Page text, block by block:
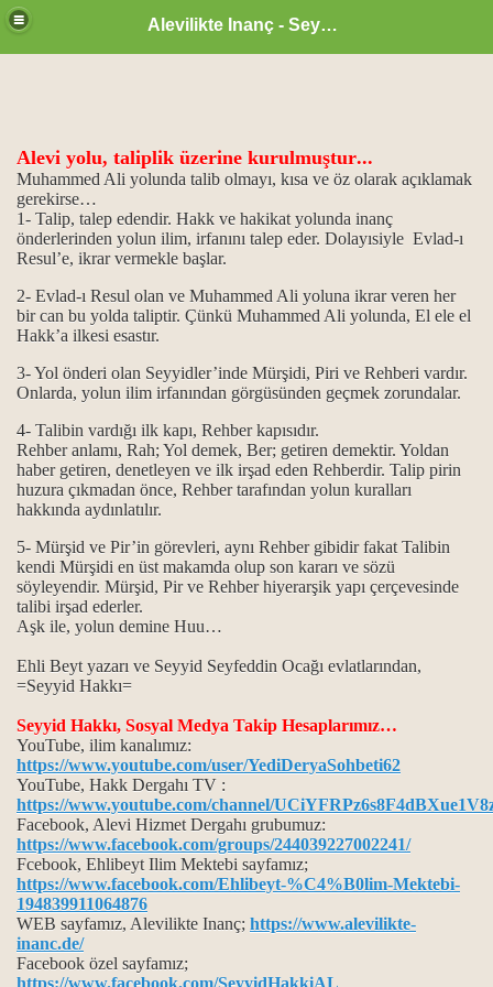
Alevilikte Inanç - Seyyid Hakkı
Alevi yolu, taliplik üzerine kurulmuştur...
Muhammed Ali yolunda talib olmayı, kısa ve öz olarak açıklamak
gerekirse…
1- Talip, talep edendir. Hakk ve hakikat yolunda inanç
önderlerinden yolun ilim, irfanını talep eder. Dolayısiyle Evlad-ı
Resul’e, ikrar vermekle başlar.
2- Evlad-ı Resul olan ve Muhammed Ali yoluna ikrar veren her
bir can bu yolda taliptir. Çünkü Muhammed Ali yolunda, El ele el
Hakk’a ilkesi esastır.
3- Yol önderi olan Seyyidler’inde Mürşidi, Piri ve Rehberi vardır.
Onlarda, yolun ilim irfanından görgüsünden geçmek zorundalar.
4- Talibin vardığı ilk kapı, Rehber kapısıdır.
Rehber anlamı, Rah; Yol demek, Ber; getiren demektir. Yoldan
haber getiren, denetleyen ve ilk irşad eden Rehberdir. Talip pirin
huzura çıkmadan önce, Rehber tarafından yolun kuralları
hakkında aydınlatılır.
5- Mürşid ve Pir’in görevleri, aynı Rehber gibidir fakat Talibin
kendi Mürşidi en üst makamda olup son kararı ve sözü
söyleyendir. Mürşid, Pir ve Rehber hiyerarşik yapı çerçevesinde
talibi irşad ederler.
Aşk ile, yolun demine Huu…
Ehli Beyt yazarı ve Seyyid Seyfeddin Ocağı evlatlarından,
=Seyyid Hakkı=
Seyyid Hakkı, Sosyal Medya Takip Hesaplarımız…
YouTube, ilim kanalımız:
https://www.youtube.com/user/YediDeryaSohbeti62
YouTube, Hakk Dergahı TV :
https://www.youtube.com/channel/
Facebook, Alevi Hizmet Dergahı grubumuz:
https://www.facebook.com/groups/244039227002241/
Fcebook, Ehlibeyt Ilim Mektebi sayfamız;
https://www.facebook.com/Ehlibeyt-%C4%B0lim-Mektebi-
194839911064876
WEB sayfamız, Alevilikte Inanç; https://www.alevilikte-
inanc.de/
Facebook özel sayfamız;
https://www.facebook.com/SeyyidHakkiAL
Hüsna
konumu…
ve Dar çeşitleri...
kavramları
manaları...
deyimi üzerine…